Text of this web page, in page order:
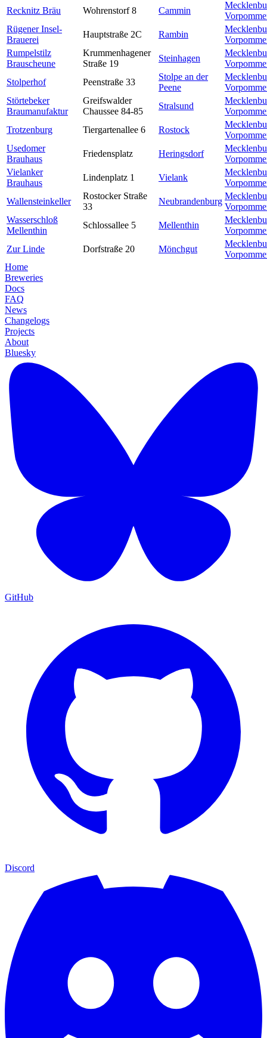
Recknitz Bräu Wohrenstorf 8 Cammin
Rügener Insel-
Brauerei
Hauptstraße 2C Rambin
Rumpelstilz
Brauscheune
Krummenhagener
Straße 19
Steinhagen
Stolperhof
Peenstraße 33
Stolpe an der
Peene
Störtebeker
Braumanufaktur
Greifswalder
Chaussee 84-85
Stralsund
Trotzenburg
Tiergartenallee 6 Rostock
Usedomer
Brauhaus
Friedensplatz Heringsdorf
Vielanker
Brauhaus
Lindenplatz 1 Vielank
Wallensteinkeller
Rostocker Straße
33
Neubrandenburg
Wasserschloß
Mellenthin
Schlossallee 5 Mellenthin
Zur Linde
Dorfstraße 20 Mönchgut
Home
Breweries
Docs
FAQ
News
Changelogs
Projects
About
Bluesky
GitHub
Discord